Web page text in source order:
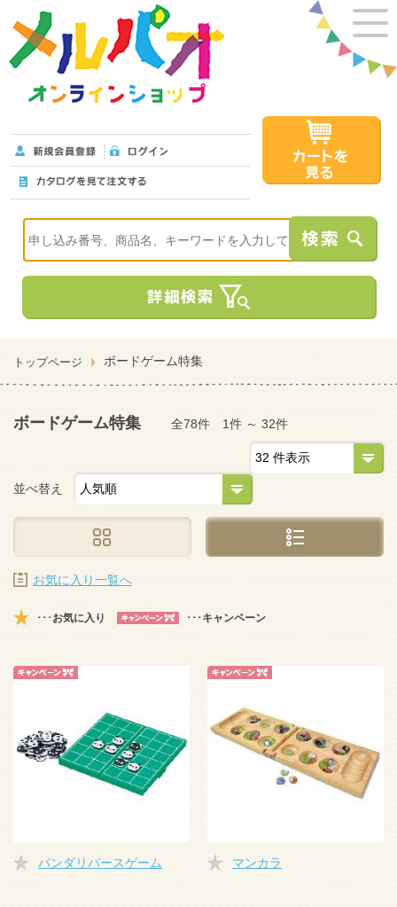
トップページ ボードゲーム特集
ボードゲーム特集 全78件 1件 ～ 32件
並べ替え
お気に入り一覧へ
･･･お気に入り ･･･キャンペーン
パンダリバースゲーム マンカラ